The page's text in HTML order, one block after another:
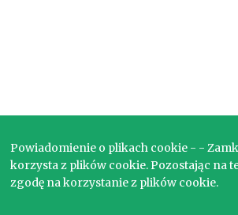
Powiadomienie o plikach cookie - -
korzysta z plików cookie. Pozostając na
zgodę na korzystanie z plików cookie.